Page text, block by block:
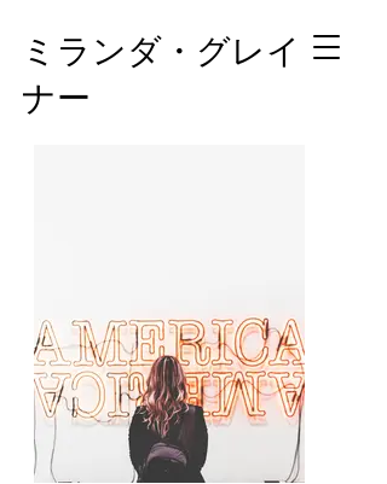
ミランダ・グレイ
ナー